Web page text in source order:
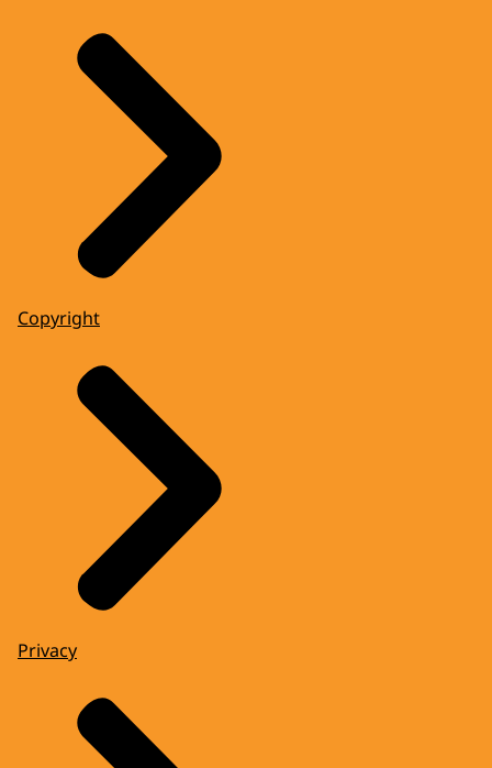
Copyright
Privacy